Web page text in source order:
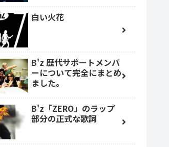
白い火花
B'z 歴代サポートメンバ
ーについて完全にまとめ
ました。
B'z「ZERO」のラップ
部分の正式な歌詞